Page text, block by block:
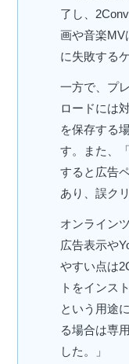
了し、
画や音楽
に失敗する
一方で、プ
ロードには
を保存する
す。また、
すると広告
あり、誤ク
オンライン
広告表示や
やすい点は
トをインス
という用途
る場合は専
した。」